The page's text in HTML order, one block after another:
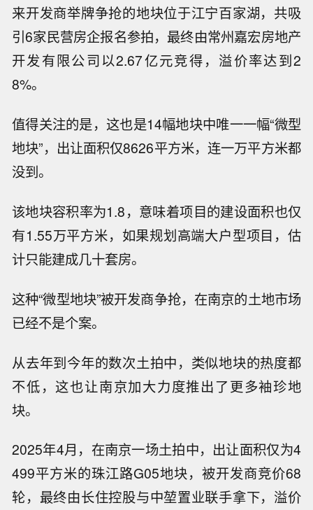
来开发商举牌争抢的地块位于江宁百家湖，共吸
引6家民营房企报名参拍，最终由常州嘉宏房地产
开发有限公司以2.67亿元竞得，溢价率达到2
8%。
值得关注的是，这也是14幅地块中唯一一幅“微型
地块”，出让面积仅8626平方米，连一万平方米都
没到。
该地块容积率为1.8，意味着项目的建设面积也仅
有1.55万平方米，如果规划高端大户型项目，估
计只能建成几十套房。
这种“微型地块”被开发商争抢，在南京的土地市场
已经不是个案。
从去年到今年的数次土拍中，类似地块的热度都
不低，这也让南京加大力度推出了更多袖珍地
块。
2025年4月，在南京一场土拍中，出让面积仅为4
499平方米的珠江路G05地块，被开发商竞价68
轮，最终由长住控股与中堃置业联手拿下，溢价